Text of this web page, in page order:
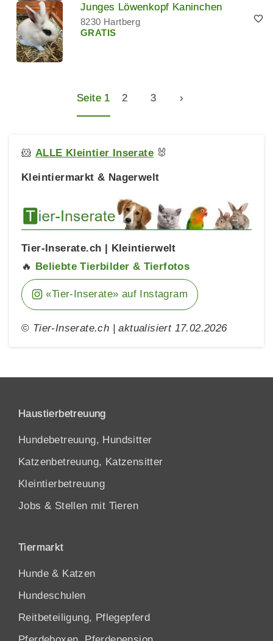
Junges Löwenkopf Kaninchen
8230 Hartberg
GRATIS
Seite 1 2 3 ›
🐹 ALLE Kleintier Inserate 🐰
Kleintiermarkt & Nagerwelt
Tier-Inserate.ch | Kleintierwelt
🔥 Beliebte Tierbilder & Tierfotos
«Tier-Inserate» auf Instagram
© Tier-Inserate.ch | aktualisiert 17.02.2026
Haustierbetreuung
Hundebetreuung, Hundsitter
Katzenbetreuung, Katzensitter
Kleintierbetreuung
Jobs & Stellen mit Tieren
Tiermarkt
Hunde & Katzen
Hundeschulen
Reitbeteiligung, Pflegepferd